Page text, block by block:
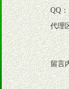
及宣传礼品全
，采取统一底
务以帐单，税
团提供专柜、
QQ：
代理
留言